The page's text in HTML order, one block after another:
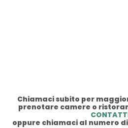
Chiamaci subito per
prenotare camere o
oppure chiamaci al numero